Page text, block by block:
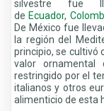
silvestre fue
deEcuador,
De México fue
la región del
principio, se cultivó
valor
restringido por el
italianos y otros
alimenticio de esta